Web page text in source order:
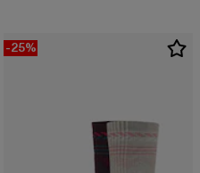
-25%